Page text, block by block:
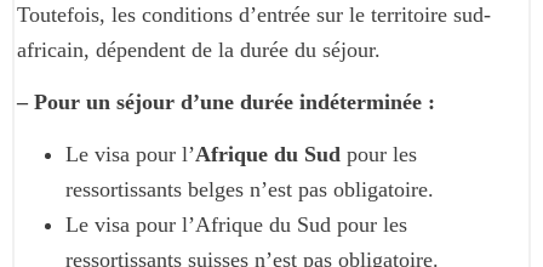
Toutefois, les conditions d’entrée sur le territoire sud-
africain, dépendent de la durée du séjour.
– Pour un séjour d’une durée indéterminée :
Le visa pour l’Afrique du Sud pour les
ressortissants belges n’est pas obligatoire.
Le visa pour l’Afrique du Sud pour les
ressortissants suisses n’est pas obligatoire.